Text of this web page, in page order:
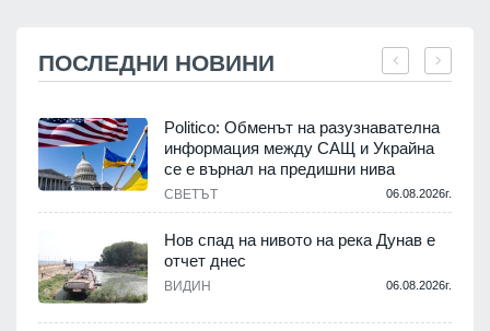
ПОСЛЕДНИ НОВИНИ
Politico: Обменът на разузнавателна
информация между САЩ и Украйна
се е върнал на предишни нива
СВЕТЪТ 06.08.2026г.
Нов спад на нивото на река Дунав е
отчет днес
ВИДИН 06.08.2026г.